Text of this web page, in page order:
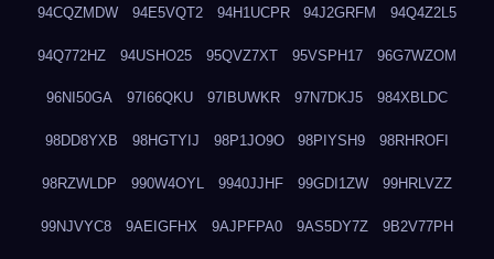
94CQZMDW 94E5VQT2 94H1UCPR 94J2GRFM 94Q4Z2L5
94Q772HZ 94USHO25 95QVZ7XT 95VSPH17 96G7WZOM
96NI50GA 97I66QKU 97IBUWKR 97N7DKJ5 984XBLDC
98DD8YXB 98HGTYIJ 98P1JO9O 98PIYSH9 98RHROFI
98RZWLDP 990W4OYL 9940JJHF 99GDI1ZW 99HRLVZZ
99NJVYC8 9AEIGFHX 9AJPFPA0 9AS5DY7Z 9B2V77PH